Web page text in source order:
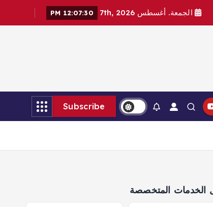
الجمعة. أغسطس 7th, 2026 12:07:32 PM
Subscribe
الخدمات المتخصصة